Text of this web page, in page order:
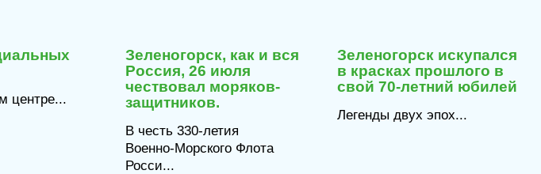
центре...
Зеленогорск, как и вся
Россия, 26 июля
чествовал моряков-
защитников.
В честь 330‑летия
Военно‑Морского Флота
Росси...
июля
2026
Зеленогорск искупался
в красках прошлого в
свой 70-летний юбилей
Легенды двух эпох...
июля
2026